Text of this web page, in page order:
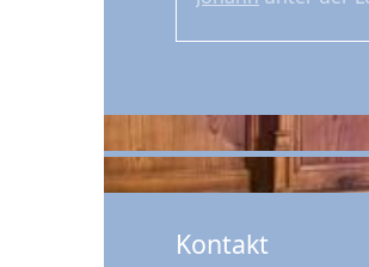
Kontakt